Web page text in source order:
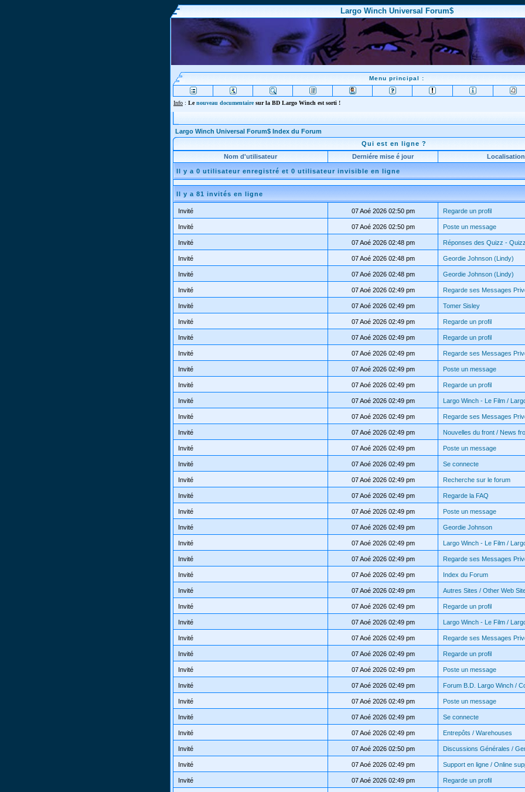
Largo Winch Universal Forum$
Menu principal :
Info : Lenouveau documentairesur la BD Largo Winch est sorti !
Largo Winch Universal Forum$ Index du Forum
Qui est en ligne ?
Nom d'utilisateur
Derniére mise é jour
Il y a 0 utilisateur enregistré et 0 utilisateur invisible en ligne
Il y a 81 invités en ligne
Invité 07 Aoé 2026 02:50 pm Regarde un profil
Invité 07 Aoé 2026 02:50 pm Poste un message
Invité 07 Aoé 2026 02:48 pm Réponses des Quizz -
Invité 07 Aoé 2026 02:48 pm Geordie Johnson (Lindy)
Invité 07 Aoé 2026 02:48 pm Geordie Johnson (Lindy)
Invité 07 Aoé 2026 02:49 pm Regarde ses Messages
Invité 07 Aoé 2026 02:49 pm Tomer Sisley
Invité 07 Aoé 2026 02:49 pm Regarde un profil
Invité 07 Aoé 2026 02:49 pm Regarde un profil
Invité 07 Aoé 2026 02:49 pm Regarde ses Messages
Invité 07 Aoé 2026 02:49 pm Poste un message
Invité 07 Aoé 2026 02:49 pm Regarde un profil
Invité 07 Aoé 2026 02:49 pm Largo Winch - Le Film /
Invité 07 Aoé 2026 02:49 pm Regarde ses Messages
Invité 07 Aoé 2026 02:49 pm Nouvelles du front / News
Invité 07 Aoé 2026 02:49 pm Poste un message
Invité 07 Aoé 2026 02:49 pm Se connecte
Invité 07 Aoé 2026 02:49 pm Recherche sur le forum
Invité 07 Aoé 2026 02:49 pm Regarde la FAQ
Invité 07 Aoé 2026 02:49 pm Poste un message
Invité 07 Aoé 2026 02:49 pm Geordie Johnson
Invité 07 Aoé 2026 02:49 pm Largo Winch - Le Film /
Invité 07 Aoé 2026 02:49 pm Regarde ses Messages
Invité 07 Aoé 2026 02:49 pm Index du Forum
Invité 07 Aoé 2026 02:49 pm Autres Sites / Other Web
Invité 07 Aoé 2026 02:49 pm Regarde un profil
Invité 07 Aoé 2026 02:49 pm Largo Winch - Le Film /
Invité 07 Aoé 2026 02:49 pm Regarde ses Messages
Invité 07 Aoé 2026 02:49 pm Regarde un profil
Invité 07 Aoé 2026 02:49 pm Poste un message
Invité 07 Aoé 2026 02:49 pm Forum B.D. Largo Winch /
Invité 07 Aoé 2026 02:49 pm Poste un message
Invité 07 Aoé 2026 02:49 pm Se connecte
Invité 07 Aoé 2026 02:49 pm Entrepôts / Warehouses
Invité 07 Aoé 2026 02:50 pm Discussions Générales /
Invité 07 Aoé 2026 02:49 pm Support en ligne / Online
Invité 07 Aoé 2026 02:49 pm Regarde un profil